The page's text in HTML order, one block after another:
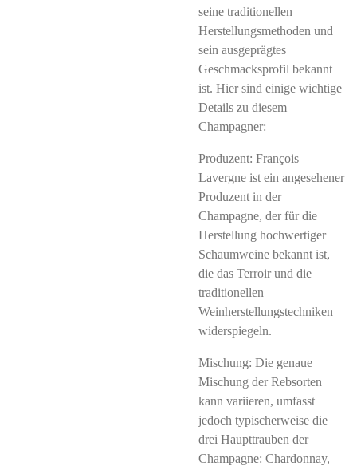
seine traditionellen
Herstellungsmethoden und
sein ausgeprägtes
Geschmacksprofil bekannt
ist. Hier sind einige wichtige
Details zu diesem
Champagner:
Produzent: François
Lavergne ist ein angesehener
Produzent in der
Champagne, der für die
Herstellung hochwertiger
Schaumweine bekannt ist,
die das Terroir und die
traditionellen
Weinherstellungstechniken
widerspiegeln.
Mischung: Die genaue
Mischung der Rebsorten
kann variieren, umfasst
jedoch typischerweise die
drei Haupttrauben der
Champagne: Chardonnay,